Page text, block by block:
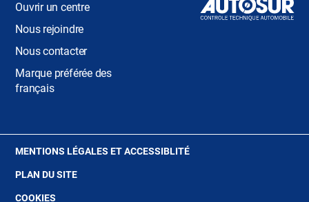
Ouvrir un centre
Nous rejoindre
Nous contacter
Marque préférée des
français
MENTIONS LÉGALES ET ACCESSIBLITÉ(OUVRE
PLAN DU SITE
COOKIES